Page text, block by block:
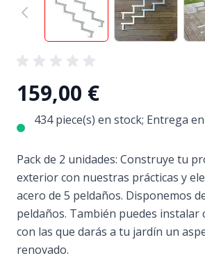
159,00 €
434 piece(s) en stock; Entrega
Pack de 2 unidades: Construye tu
exterior con nuestras prácticas y
acero de 5 peldaños. Disponemos
peldaños. También puedes instalar
con las que darás a tu jardín un
renovado.